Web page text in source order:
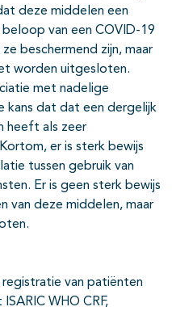
deze middelen een
van een COVID-19
beschermend zijn, maar
worden uitgesloten.
met nadelige
kans dat dat een dergelijk
heeft als zeer
er is sterk bewijs
tussen gebruik van
Er is geen sterk bewijs
van deze middelen, maar
registratie van patiënten
WHO CRF,